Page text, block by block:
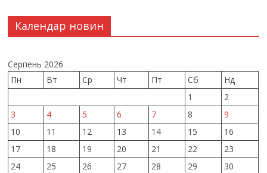
Календар новин
Серпень 2026
Пн
Вт Ср Чт Пт Сб
Нд
1
2
3
4 5 6 7 8
9
10
11 12 13 14 15
16
17
18 19 20 21 22
23
24
25 26 27 28 29
30